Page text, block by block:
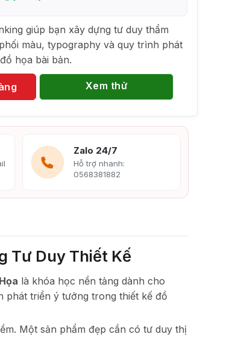
giúp bạn xây dựng tư duy thẩm
màu, typography và quy trình phát
họa bài bản.
Xem thử
Zalo 24/7
Hỗ trợ nhanh:
0568381882
Tư Duy Thiết Kế
là khóa học nền tảng dành cho
phát triển ý tưởng trong thiết kế đồ
Một sản phẩm đẹp cần có tư duy thị